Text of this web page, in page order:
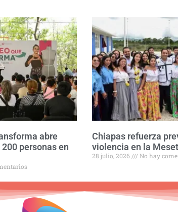
abre
personas en
Chiapas refuerza
violencia en la
28 julio, 2026 No hay